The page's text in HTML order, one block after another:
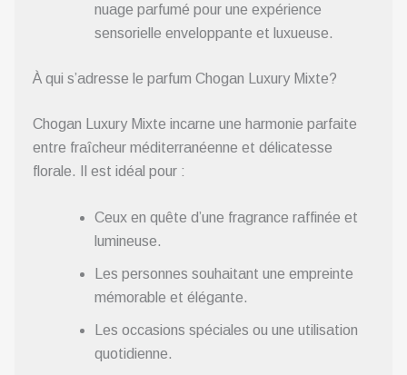
nuage parfumé pour une expérience
sensorielle enveloppante et luxueuse.
À qui s’adresse le parfum Chogan Luxury Mixte?
Chogan Luxury Mixte incarne une harmonie parfaite
entre fraîcheur méditerranéenne et délicatesse
florale. Il est idéal pour :
Ceux en quête d’une fragrance raffinée et
lumineuse.
Les personnes souhaitant une empreinte
mémorable et élégante.
Les occasions spéciales ou une utilisation
quotidienne.